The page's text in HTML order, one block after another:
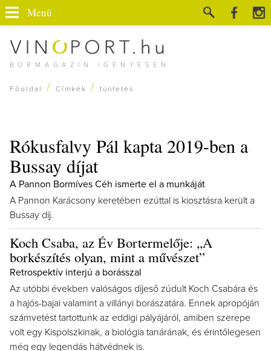
BORMAGAZIN IGÉNYESEN
Menü
Főoldal / Címkék / tüntetés
Rókusfalvy Pál kapta 2019-ben a
Bussay díjat
A Pannon Bormíves Céh ismerte el a munkáját
A Pannon Karácsony keretében ezúttal is kiosztásra került a
Bussay díj.
Koch Csaba, az Év Bortermelője: „A
borkészítés olyan, mint a művészet”
Retrospektív interjú a borásszal
Az utóbbi években valóságos díjeső zúdult Koch Csabára és
a hajós-bajai valamint a villányi borászatára. Ennek apropóján
számvetést tartottunk az eddigi pályájáról, amiben szerepe
volt egy Kispolszkinak, a biológia tanárának, és érintőlegesen
még egy legendás hátvédnek is.